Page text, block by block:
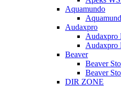
Aquamundo
Audaxpro
Audaxpro
Audaxpro
Beaver
Beaver
Beaver
DIR ZONE